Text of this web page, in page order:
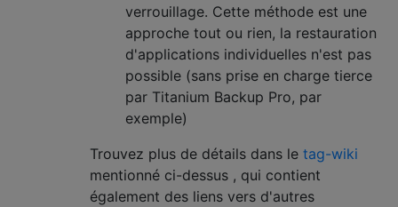
verrouillage. Cette méthode est une
approche tout ou rien, la restauration
d'applications individuelles n'est pas
possible (sans prise en charge tierce
par Titanium Backup Pro, par
exemple)
Trouvez plus de détails dans le tag-wiki
mentionné ci-dessus , qui contient
également des liens vers d'autres